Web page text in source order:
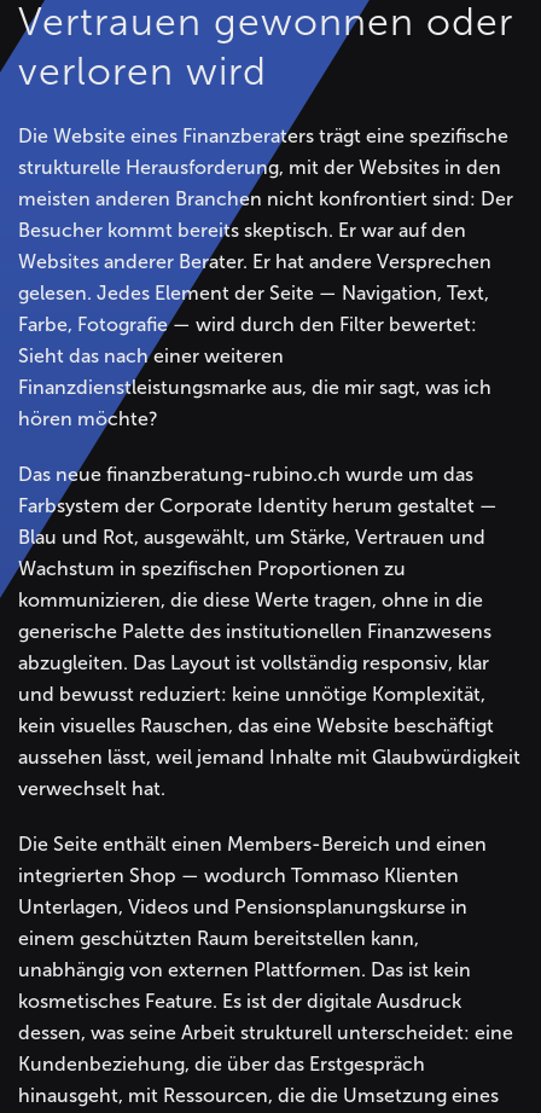
Vertrauen gewonnen oder
verloren wird
Die Website eines Finanzberaters trägt eine spezifische
strukturelle Herausforderung, mit der Websites in den
meisten anderen Branchen nicht konfrontiert sind: Der
Besucher kommt bereits skeptisch. Er war auf den
Websites anderer Berater. Er hat andere Versprechen
gelesen. Jedes Element der Seite — Navigation, Text,
Farbe, Fotografie — wird durch den Filter bewertet:
Sieht das nach einer weiteren
Finanzdienstleistungsmarke aus, die mir sagt, was ich
hören möchte?
Das neue finanzberatung-rubino.ch wurde um das
Farbsystem der Corporate Identity herum gestaltet —
Blau und Rot, ausgewählt, um Stärke, Vertrauen und
Wachstum in spezifischen Proportionen zu
kommunizieren, die diese Werte tragen, ohne in die
generische Palette des institutionellen Finanzwesens
abzugleiten. Das Layout ist vollständig responsiv, klar
und bewusst reduziert: keine unnötige Komplexität,
kein visuelles Rauschen, das eine Website beschäftigt
aussehen lässt, weil jemand Inhalte mit Glaubwürdigkeit
verwechselt hat.
Die Seite enthält einen Members-Bereich und einen
integrierten Shop — wodurch Tommaso Klienten
Unterlagen, Videos und Pensionsplanungskurse in
einem geschützten Raum bereitstellen kann,
unabhängig von externen Plattformen. Das ist kein
kosmetisches Feature. Es ist der digitale Ausdruck
dessen, was seine Arbeit strukturell unterscheidet: eine
Kundenbeziehung, die über das Erstgespräch
hinausgeht, mit Ressourcen, die die Umsetzung eines